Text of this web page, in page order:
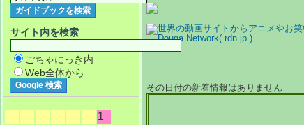
その日付の新着情報はありません
サイト内を検索
ごちゃにっき内
Web全体から
1